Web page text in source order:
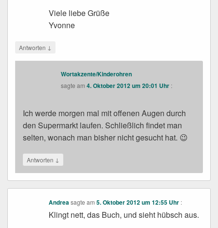
Viele liebe Grüße
Yvonne
Antworten ↓
Wortakzente/Kinderohren
sagte am4. Oktober 2012 um 20:01 Uhr :
Ich werde morgen mal mit offenen Augen durch
den Supermarkt laufen. Schließlich findet man
selten, wonach man bisher nicht gesucht hat. 😉
Antworten ↓
Andreasagte am5. Oktober 2012 um 12:55 Uhr :
Klingt nett, das Buch, und sieht hübsch aus.